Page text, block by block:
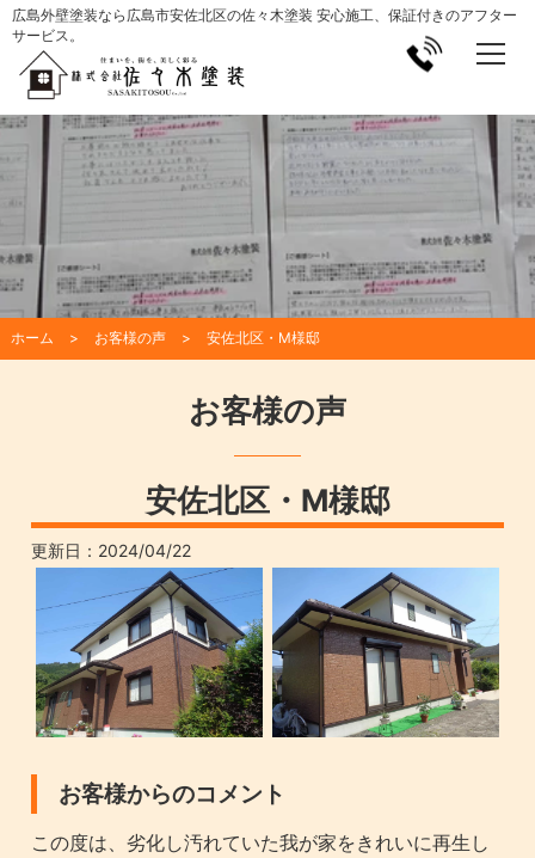
広島外壁塗装なら広島市安佐北区の佐々木塗装 安心施工、保証付きのアフター
サービス。
ホーム お客様の声 安佐北区・M様邸
お客様の声
安佐北区・M様邸
更新日： 2024/04/22
お客様からのコメント
この度は、劣化し汚れていた我が家をきれいに再生し